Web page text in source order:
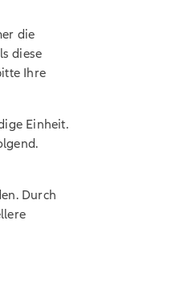
die
diese
Ihre
Einheit.
Durch